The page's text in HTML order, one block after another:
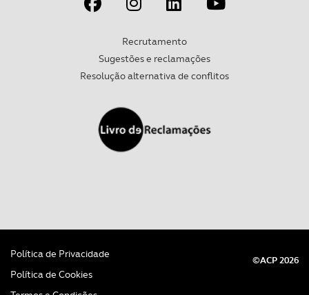
Recrutamento
Sugestões e reclamações
Resolução alternativa de conflitos
Política de Privacidade
Política de Cookies
©ACP 2026